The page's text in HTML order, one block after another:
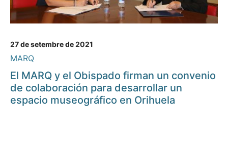
27 de setembre de 2021
MARQ
El MARQ y el Obispado firman un convenio
de colaboración para desarrollar un
espacio museográfico en Orihuela